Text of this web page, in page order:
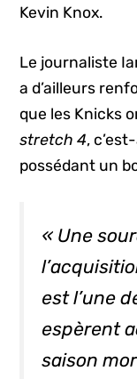
Kevin Knox.
Le journaliste
a d’ailleurs
que les Knicks
stretch 4,
possédant un
« Une
est l’une
espèrent
saison